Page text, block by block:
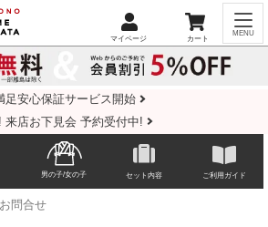
足安心保証サービス開始
来店お下見会 予約受付中!
男の子/女の子 セット内容 ご利用ガイド
問合せ